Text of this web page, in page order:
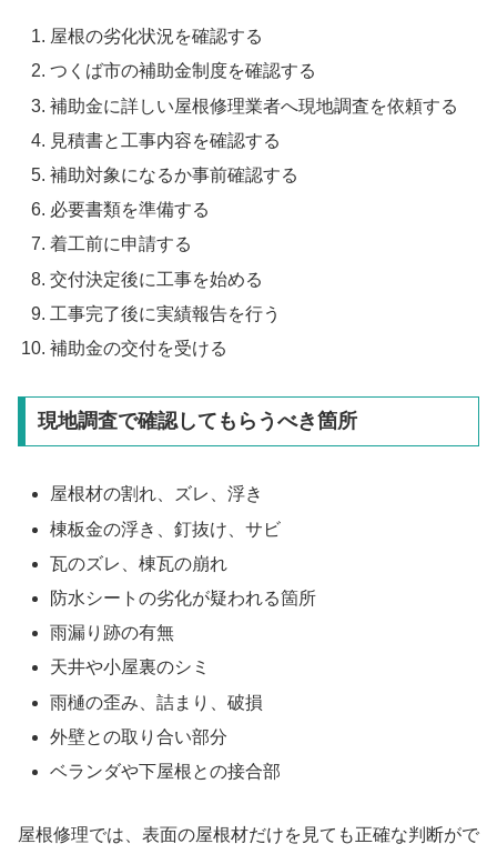
屋根の劣化状況を確認する
つくば市の補助金制度を確認する
補助金に詳しい屋根修理業者へ現地調査を依頼する
見積書と工事内容を確認する
補助対象になるか事前確認する
必要書類を準備する
着工前に申請する
交付決定後に工事を始める
工事完了後に実績報告を行う
補助金の交付を受ける
現地調査で確認してもらうべき箇所
屋根材の割れ、ズレ、浮き
棟板金の浮き、釘抜け、サビ
瓦のズレ、棟瓦の崩れ
防水シートの劣化が疑われる箇所
雨漏り跡の有無
天井や小屋裏のシミ
雨樋の歪み、詰まり、破損
外壁との取り合い部分
ベランダや下屋根との接合部
屋根修理では、表面の屋根材だけを見ても正確な判断がで